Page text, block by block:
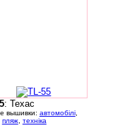
: Техас
вышивки: автомобілі,
пляж, техніка